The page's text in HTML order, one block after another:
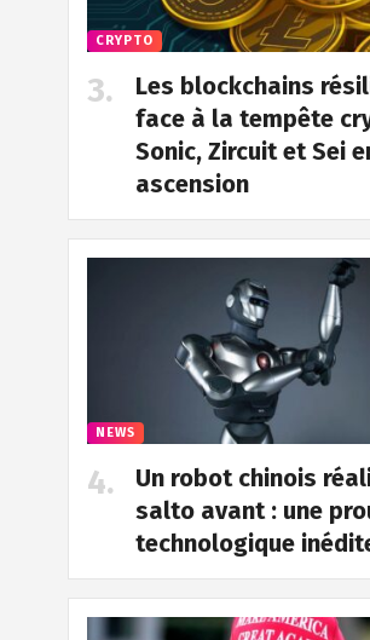
CRYPTO
Les blockchains
face à la tempête
Sonic, Zircuit et Sei
ascension
NEWS
Un robot chinois
salto avant : une
technologique